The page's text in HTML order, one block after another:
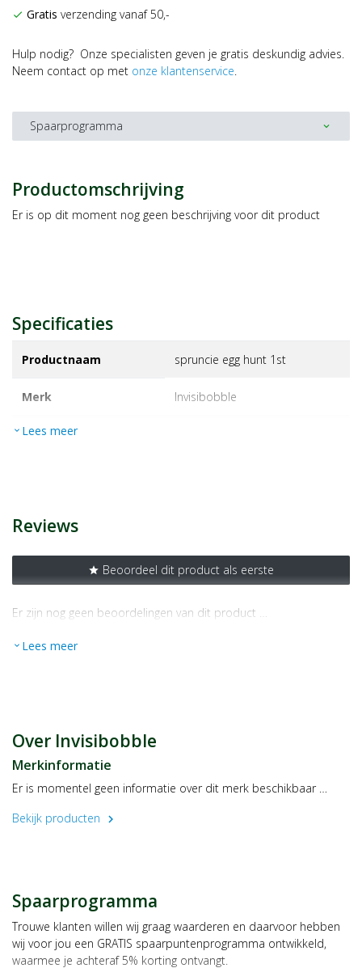
check Gratis verzending vanaf 50,-
Hulp nodig? Onze specialisten geven je gratis deskundig advies.
Neem contact op met onze klantenservice.
Spaarprogramma expand_more
Productomschrijving
Er is op dit moment nog geen beschrijving voor dit product
Specificaties
Productnaam spruncie egg hunt 1st
Merk invisibobble
EAN
expand_more Lees meer
Reviews
star Beoordeel dit product als eerste
Er zijn nog geen beoordelingen van dit product …
expand_more Lees meer
Over Invisibobble
Merkinformatie
Er is momentel geen informatie over dit merk beschikbaar …
Bekijk producten
chevron_right
Spaarprogramma
Trouwe klanten willen wij graag waarderen en daarvoor hebben
wij voor jou een GRATIS spaarpuntenprogramma ontwikkeld,
waarmee je achteraf 5% korting ontvangt.